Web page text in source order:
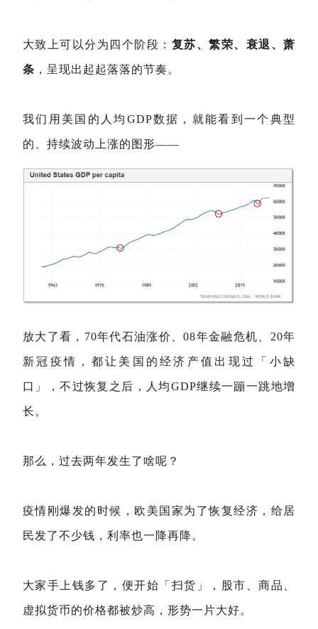
大致上可以分为四个阶段： 复苏、繁荣、衰退、萧
条 ，呈现出起起落落的节奏。
我们用美国的人均GDP数据，就能看到一个典型
的、持续波动上涨的图形——
放大了看，70年代石油涨价、08年金融危机、20年
新冠疫情，都让美国的经济产值出现过「小缺
口」，不过恢复之后，人均GDP继续一蹦一跳地增
长。
那么，过去两年发生了啥呢？
疫情刚爆发的时候，欧美国家为了恢复经济，给居
民发了不少钱，利率也一降再降。
大家手上钱多了，便开始「扫货」，股市、商品、
虚拟货币的价格都被炒高，形势一片大好。